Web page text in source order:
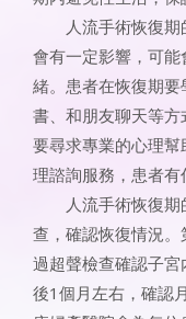
人流手術恢復
會有一定影響，可
緒。患者在恢復期
書、和朋友聊天等方
要尋求專業的心理
理諮詢服務，患者有
人流手術恢復
查，確認恢復情況
過超聲檢查確認子
後1個月左右，確認